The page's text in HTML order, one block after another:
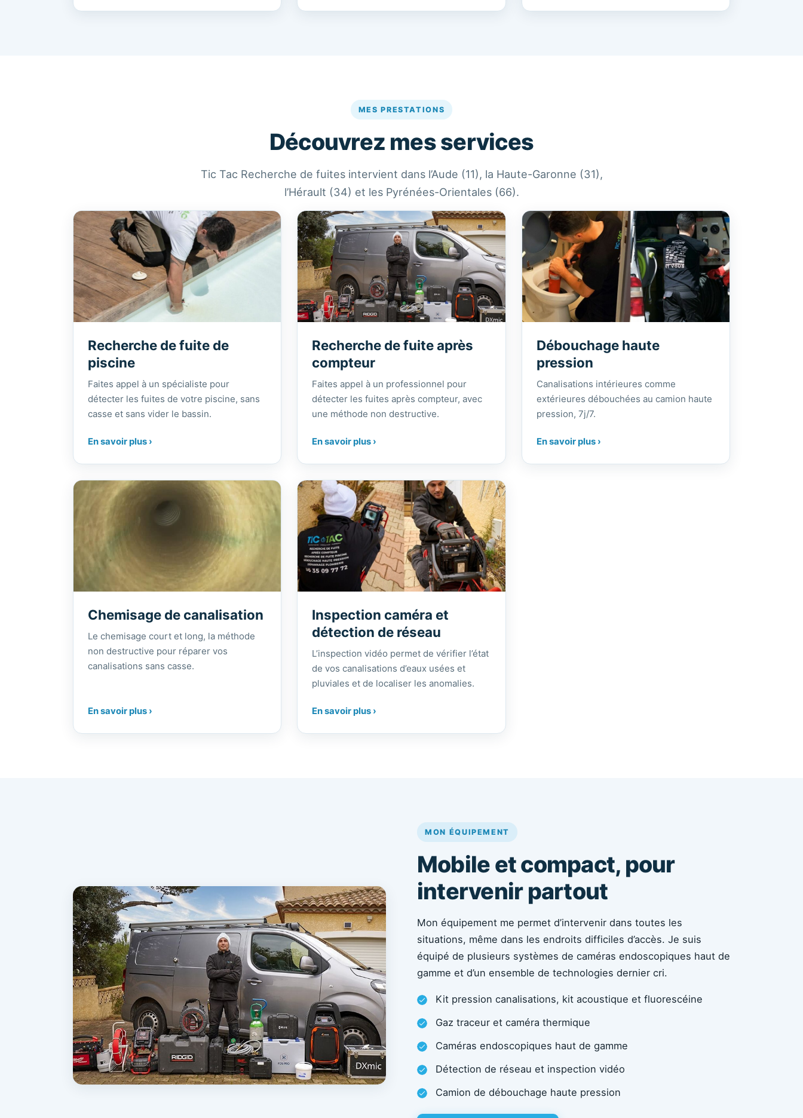
MES PRESTATIONS
Découvrez mes services
Tic Tac Recherche de fuites intervient dans l’Aude (11), la Haute-Garonne (31),
l’Hérault (34) et les Pyrénées-Orientales (66).
Recherche de fuite de
piscine
Faites appel à un spécialiste pour
détecter les fuites de votre piscine, sans
casse et sans vider le bassin.
En savoir plus ›
Recherche de fuite après
compteur
Faites appel à un professionnel pour
détecter les fuites après compteur, avec
une méthode non destructive.
En savoir plus ›
Débouchage haute
pression
Canalisations intérieures comme
extérieures débouchées au camion haute
pression, 7j/7.
En savoir plus ›
Chemisage de canalisation
Le chemisage court et long, la méthode
non destructive pour réparer vos
canalisations sans casse.
En savoir plus ›
Inspection caméra et
détection de réseau
L’inspection vidéo permet de vérifier l’état
de vos canalisations d’eaux usées et
pluviales et de localiser les anomalies.
En savoir plus ›
MON ÉQUIPEMENT
Mobile et compact, pour
intervenir partout
Mon équipement me permet d’intervenir dans toutes les
situations, même dans les endroits difficiles d’accès. Je suis
équipé de plusieurs systèmes de caméras endoscopiques haut de
gamme et d’un ensemble de technologies dernier cri.
Kit pression canalisations, kit acoustique et fluorescéine
Gaz traceur et caméra thermique
Caméras endoscopiques haut de gamme
Détection de réseau et inspection vidéo
Camion de débouchage haute pression